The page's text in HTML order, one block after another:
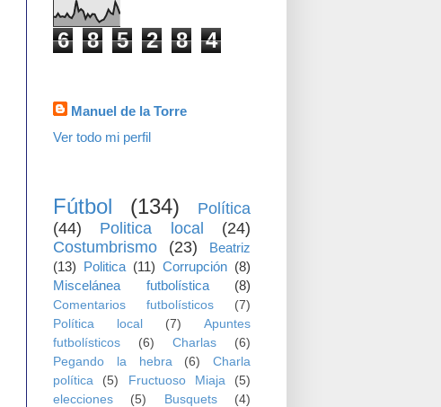
6 8 5 2 8 4
Manuel de la Torre
Ver todo mi perfil
Fútbol (134)
Política
(44)
Politica local
(24)
Costumbrismo
(23)
Beatriz
(13) Politica (11) Corrupción (8)
Miscelánea futbolística
(8)
Comentarios futbolísticos
(7)
Política local
(7)
Apuntes
futbolísticos
(6) Charlas
(6)
Pegando la hebra
(6)
Charla
política
(5) Fructuoso Miaja
(5)
elecciones
(5) Busquets
(4)